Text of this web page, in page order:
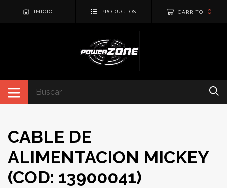
INICIO PRODUCTOS CARRITO 0
CABLE DE
ALIMENTACION MICKEY
(COD: 13900041)